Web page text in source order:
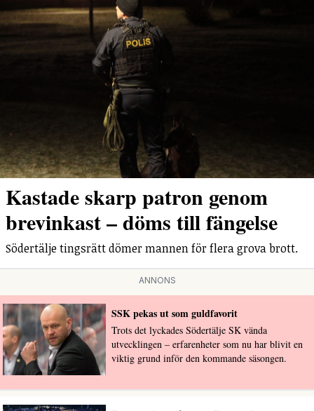
Kastade skarp patron genom
brevinkast – döms till fängelse
Södertälje tingsrätt dömer mannen för flera grova brott.
ANNONS
SSK pekas ut som guldfavorit
Trots det lyckades Södertälje SK vända
utvecklingen – erfarenheter som nu har blivit en
viktig grund inför den kommande säsongen.